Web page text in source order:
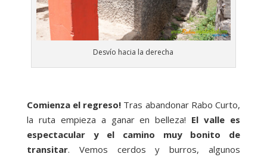
Desvío hacia la derecha
Comienza el regreso! Tras abandonar Rabo Curto,
la ruta empieza a ganar en belleza! El valle es
espectacular y el camino muy bonito de
transitar. Vemos cerdos y burros, algunos